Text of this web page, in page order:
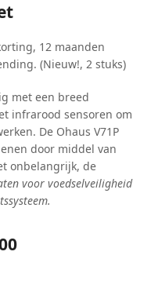
12 maanden
(Nieuw!, 2 stuks)
met een breed
infrarood sensoren om
De Ohaus V71P
door middel van
onbelangrijk, de
voor voedselveiligheid